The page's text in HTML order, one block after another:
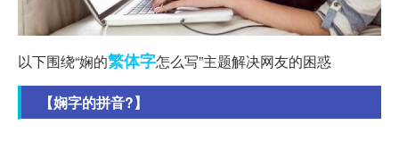
以下围绕“娴的繁体字怎么写”主题解决网友的困惑
【娴字的拼音?】